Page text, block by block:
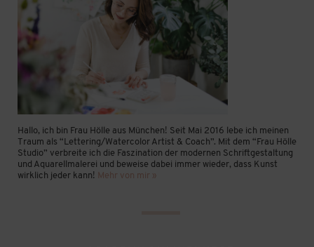
Hallo, ich bin Frau Hölle aus München! Seit Mai 2016 lebe ich meinen
Traum als “Lettering/Watercolor Artist & Coach”. Mit dem “Frau Hölle
Studio” verbreite ich die Faszination der modernen Schriftgestaltung
und Aquarellmalerei und beweise dabei immer wieder, dass Kunst
wirklich jeder kann! Mehr von mir »